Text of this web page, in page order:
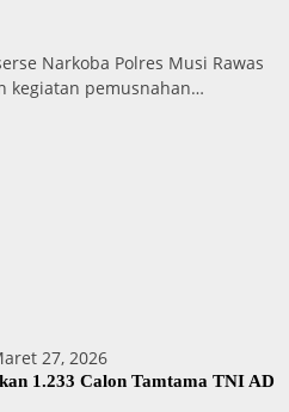
Narkoba Polres Musi Rawas
kegiatan pemusnahan…
27, 2026
1.233 Calon Tamtama TNI AD